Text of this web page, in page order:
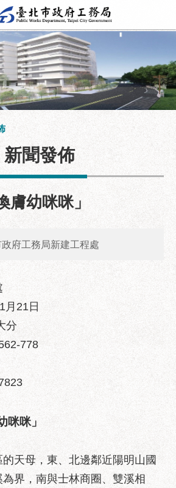
新聞發佈
膚幼咪咪」
府工務局新建工程處
月21日
分
778
咪咪」
天母，東、北邊鄰近陽明山國
界，南與士林商圈、雙溪相